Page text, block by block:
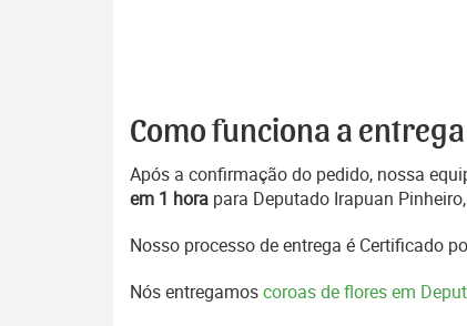
Como funciona a entrega
Após a confirmação do pedido, nossa
em 1 hora para Deputado Irapuan
Nosso processo de entrega é Certificado
Nós entregamoscoroas de flores em